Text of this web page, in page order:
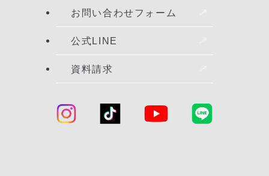
お問い合わせフォーム
公式LINE
資料請求